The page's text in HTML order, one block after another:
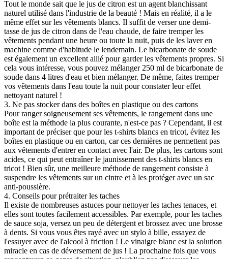
Tout le monde sait que le jus de citron est un agent blanchissant
naturel utilisé dans l'industrie de la beauté ! Mais en réalité, il a le
même effet sur les vêtements blancs. Il suffit de verser une demi-
tasse de jus de citron dans de l'eau chaude, de faire tremper les
vêtements pendant une heure ou toute la nuit, puis de les laver en
machine comme d'habitude le lendemain. Le bicarbonate de soude
est également un excellent allié pour garder les vêtements propres. Si
cela vous intéresse, vous pouvez mélanger 250 ml de bicarbonate de
soude dans 4 litres d'eau et bien mélanger. De même, faites tremper
vos vêtements dans l'eau toute la nuit pour constater leur effet
nettoyant naturel !
3. Ne pas stocker dans des boîtes en plastique ou des cartons
Pour ranger soigneusement ses vêtements, le rangement dans une
boîte est la méthode la plus courante, n'est-ce pas ? Cependant, il est
important de préciser que pour les t-shirts blancs en tricot, évitez les
boîtes en plastique ou en carton, car ces dernières ne permettent pas
aux vêtements d'entrer en contact avec l'air. De plus, les cartons sont
acides, ce qui peut entraîner le jaunissement des t-shirts blancs en
tricot ! Bien sûr, une meilleure méthode de rangement consiste à
suspendre les vêtements sur un cintre et à les protéger avec un sac
anti-poussière.
4. Conseils pour prétraiter les taches
Il existe de nombreuses astuces pour nettoyer les taches tenaces, et
elles sont toutes facilement accessibles. Par exemple, pour les taches
de sauce soja, versez un peu de détergent et brossez avec une brosse
à dents. Si vous vous êtes rayé avec un stylo à bille, essayez de
l'essuyer avec de l'alcool à friction ! Le vinaigre blanc est la solution
miracle en cas de déversement de jus ! La prochaine fois que vous